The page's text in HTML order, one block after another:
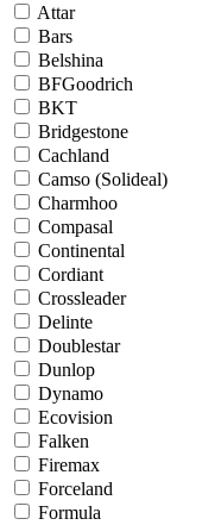
Attar
Bars
Belshina
BFGoodrich
BKT
Bridgestone
Cachland
Camso (Solideal)
Charmhoo
Compasal
Continental
Cordiant
Crossleader
Delinte
Doublestar
Dunlop
Dynamo
Ecovision
Falken
Firemax
Forceland
Formula